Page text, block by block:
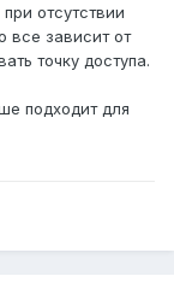
отсутствии
все зависит от
точку доступа.
подходит для